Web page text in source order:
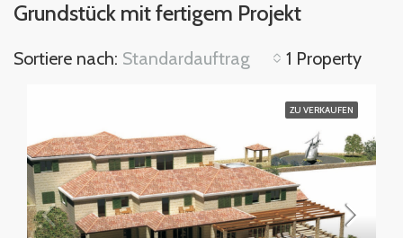
Grundstück mit fertigem Projekt
1 Property
Sortiere nach: Standardauftrag
ZU VERKAUFEN